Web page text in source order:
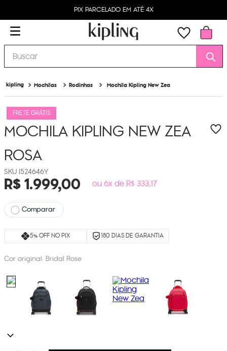
PIX PARCELADO EM ATÉ 4X
Buscar
Mochilas Rodinhas Mochila Kipling New Zea
FRETE GRÁTIS
MOCHILA KIPLING NEW ZEA
ROSA
I524646Y
R$1.999,00 ou 6x de R$ 333,17
Comparar
5% OFF NO PIX 180 DIAS DE GARANTIA
Cor original: Bridal Rose